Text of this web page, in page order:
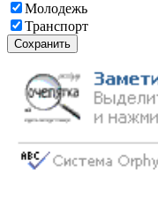
Молодежь
Транспорт
Сохранить